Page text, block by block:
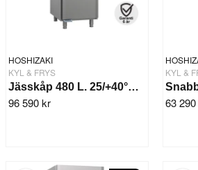
HOSHIZAKI
KYL & FRYS
Jässkåp 480 L. 25/+40°C BAKER GA 550
96 590 kr
KYL &
63